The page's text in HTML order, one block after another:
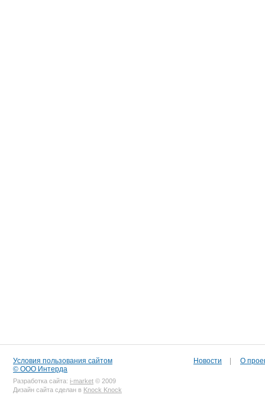
Условия пользования сайтом
© ООО Интерда
Разработка сайта: i-market © 2009
Дизайн сайта сделан в Knock Knock
Новости О